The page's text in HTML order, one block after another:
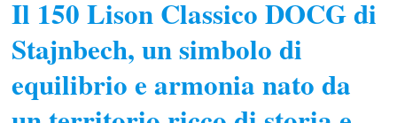
Il 150 Lison Classico DOCG di
Stajnbech, un simbolo di
equilibrio e armonia nato da